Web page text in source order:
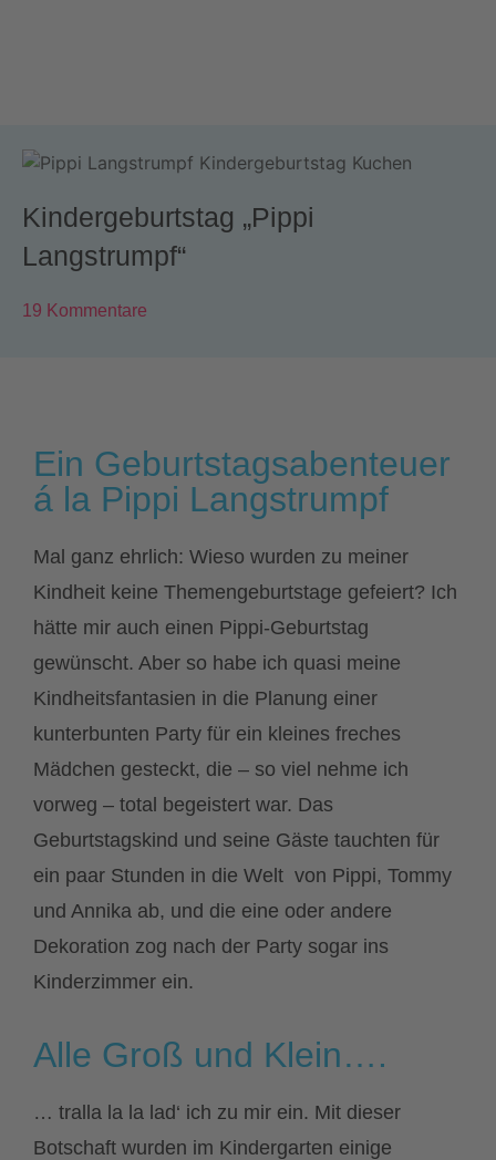
Kindergeburtstag „Pippi
Langstrumpf“
19 Kommentare
Ein Geburtstagsabenteuer
á la Pippi Langstrumpf
Mal ganz ehrlich: Wieso wurden zu meiner
Kindheit keine Themengeburtstage gefeiert? Ich
hätte mir auch einen Pippi-Geburtstag
gewünscht. Aber so habe ich quasi meine
Kindheitsfantasien in die Planung einer
kunterbunten Party für ein kleines freches
Mädchen gesteckt, die – so viel nehme ich
vorweg – total begeistert war. Das
Geburtstagskind und seine Gäste tauchten für
ein paar Stunden in die Welt von Pippi, Tommy
und Annika ab, und die eine oder andere
Dekoration zog nach der Party sogar ins
Kinderzimmer ein.
Alle Groß und Klein….
… tralla la la lad‘ ich zu mir ein. Mit dieser
Botschaft wurden im Kindergarten einige